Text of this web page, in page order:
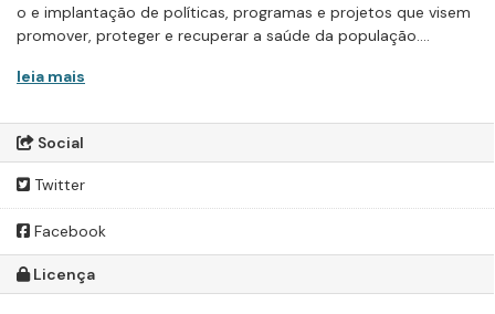
o e implantação de políticas, programas e projetos que visem
promover, proteger e recuperar a saúde da população....
leia mais
Social
Twitter
Facebook
Licença